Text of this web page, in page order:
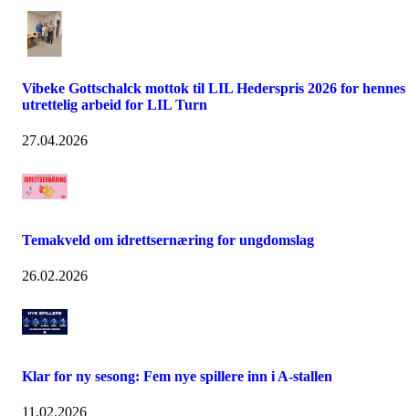
Vibeke Gottschalck mottok til LIL Hederspris 2026 for hennes
utrettelig arbeid for LIL Turn
27.04.2026
Temakveld om idrettsernæring for ungdomslag
26.02.2026
Klar for ny sesong: Fem nye spillere inn i A-stallen
11.02.2026